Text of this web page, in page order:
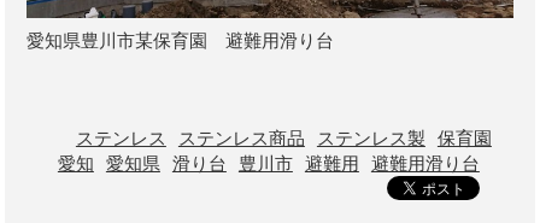
愛知県豊川市某保育園 避難用滑り台
ステンレス ステンレス商品 ステンレス製
保育園
愛知
愛知県 滑り台 豊川市 避難用 避難用滑り台